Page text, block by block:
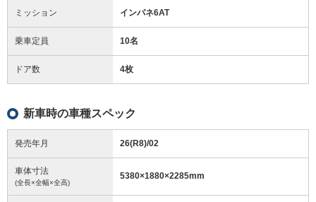
ミッション インパネ6AT
乗車定員 10名
ドア数 4枚
新車時の車種スペック
発売年月 26(R8)/02
車体寸法
(全長×全幅×全高)
5380×1880×2285mm